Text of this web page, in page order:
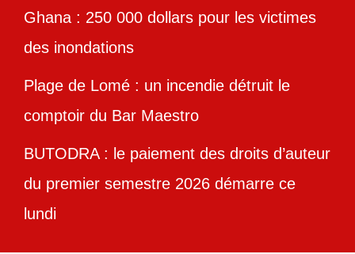
Ghana : 250 000 dollars pour les victimes
des inondations
Plage de Lomé : un incendie détruit le
comptoir du Bar Maestro
BUTODRA : le paiement des droits d’auteur
du premier semestre 2026 démarre ce
lundi